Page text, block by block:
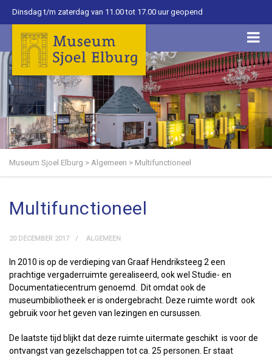
Dinsdag t/m zaterdag van 11.00 tot 17.00 uur geopend
Museum Sjoel Elburg > Algemeen > Multifunctioneel
Multifunctioneel
20 DECEMBER 2017 ALGEMEEN
In 2010 is op de verdieping van Graaf Hendriksteeg 2 een
prachtige vergaderruimte gerealiseerd, ook wel Studie- en
Documentatiecentrum genoemd. Dit omdat ook de
museumbibliotheek er is ondergebracht. Deze ruimte wordt ook
gebruik voor het geven van lezingen en cursussen.
De laatste tijd blijkt dat deze ruimte uitermate geschikt is voor de
ontvangst van gezelschappen tot ca. 25 personen. Er staat